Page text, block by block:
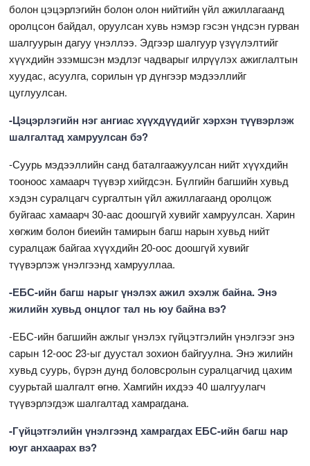
болон цэцэрлэгийн болон олон нийтийн үйл ажиллагаанд
оролцсон байдал, оруулсан хувь нэмэр гэсэн үндсэн гурван
шалгуурын дагуу үнэллээ. Эдгээр шалгуур үзүүлэлтийг
хүүхдийн эзэмшсэн мэдлэг чадварыг илрүүлэх ажиглалтын
хуудас, асуулга, сорилын үр дүнгээр мэдээллийг
цуглуулсан.
-Цэцэрлэгийн нэг ангиас хүүхдүүдийг хэрхэн түүвэрлэж
шалгалтад хамруулсан бэ?
-Суурь мэдээллийн санд баталгаажуулсан нийт хүүхдийн
тооноос хамаарч түүвэр хийгдсэн. Бүлгийн багшийн хувьд
хэдэн суралцагч сургалтын үйл ажиллагаанд оролцож
буйгаас хамаарч 30-аас доошгүй хувийг хамруулсан. Харин
хөгжим болон биеийн тамирын багш нарын хувьд нийт
суралцаж байгаа хүүхдийн 20-оос доошгүй хувийг
түүвэрлэж үнэлгээнд хамрууллаа.
-ЕБС-ийн багш нарыг үнэлэх ажил эхэлж байна. Энэ
жилийн хувьд онцлог тал нь юу байна вэ?
-ЕБС-ийн багшийн ажлыг үнэлэх гүйцэтгэлийн үнэлгээг энэ
сарын 12-оос 23-ыг дуустал зохион байгуулна. Энэ жилийн
хувьд суурь, бүрэн дунд боловсролын суралцагчид цахим
суурьтай шалгалт өгнө. Хамгийн ихдээ 40 шалгуулагч
түүвэрлэгдэж шалгалтад хамрагдана.
-Гүйцэтгэлийн үнэлгээнд хамрагдах ЕБС-ийн багш нар
юуг анхаарах вэ?